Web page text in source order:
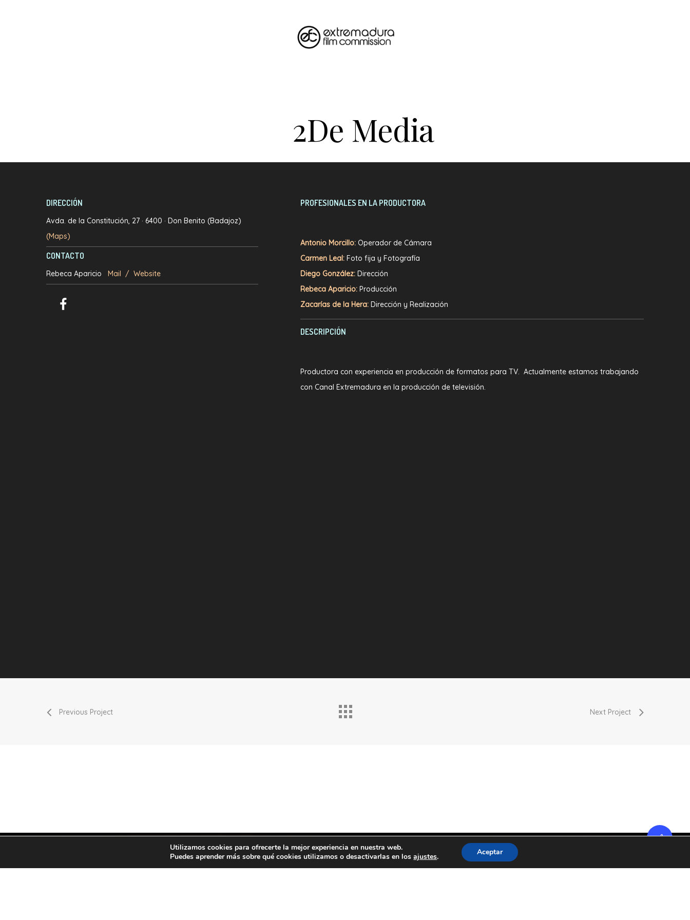
2De Media
DIRECCIÓN
Avda. de la Constitución, 27 · 6400 · Don Benito (Badajoz)
(Maps)
CONTACTO
Rebeca AparicioMail /Website
PROFESIONALES EN LA PRODUCTORA
Antonio Morcillo: Operador de Cámara
Carmen Leal: Foto fija y Fotografía
Diego González: Dirección
Rebeca Aparicio: Producción
Zacarías de la Hera: Dirección y Realización
DESCRIPCIÓN
Productora con experiencia en producción de formatos para TV. Actualmente estamos trabajando
con Canal Extremadura en la producción de televisión.
Previous Project Next Project
Utilizamos cookies para ofrecerte la mejor experiencia en nuestra web.
Puedes aprender más sobre qué cookies utilizamos o desactivarlas en losajustes. Aceptar